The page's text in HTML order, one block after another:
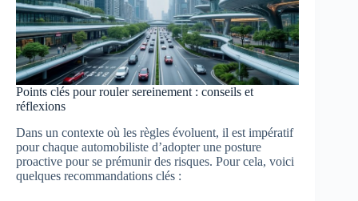
Points clés pour rouler sereinement : conseils et
réflexions
Dans un contexte où les règles évoluent, il est impératif
pour chaque automobiliste d’adopter une posture
proactive pour se prémunir des risques. Pour cela, voici
quelques recommandations clés :